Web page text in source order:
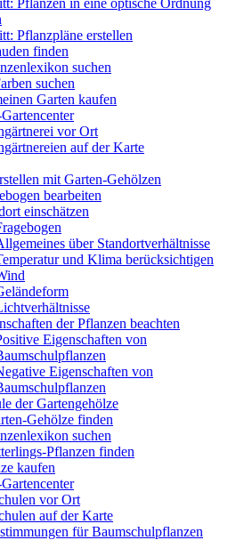
Pflanzen in eine optische Ordnung
Pflanzpläne erstellen
finden
suchen
suchen
Garten kaufen
vor Ort
auf der Karte
mit Garten-Gehölzen
bearbeiten
einschätzen
über Standortverhältnisse
und Klima berücksichtigen
der Pflanzen beachten
Eigenschaften von
Eigenschaften von
der Gartengehölze
Gehölze finden
suchen
Pflanzen finden
kaufen
vor Ort
auf der Karte
für Baumschulpflanzen